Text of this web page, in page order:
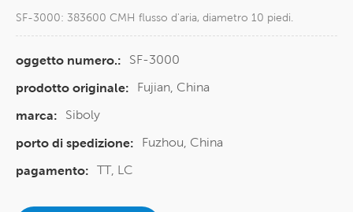
SF-3000: 383600 CMH flusso d'aria, diametro 10 piedi.
oggetto numero.:
SF-3000
prodotto originale:
Fujian, China
marca:
Siboly
porto di spedizione:
Fuzhou, China
pagamento: TT, LC